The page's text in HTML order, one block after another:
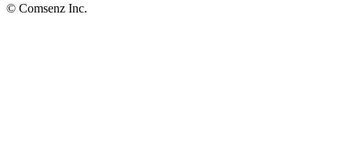
© Comsenz Inc.